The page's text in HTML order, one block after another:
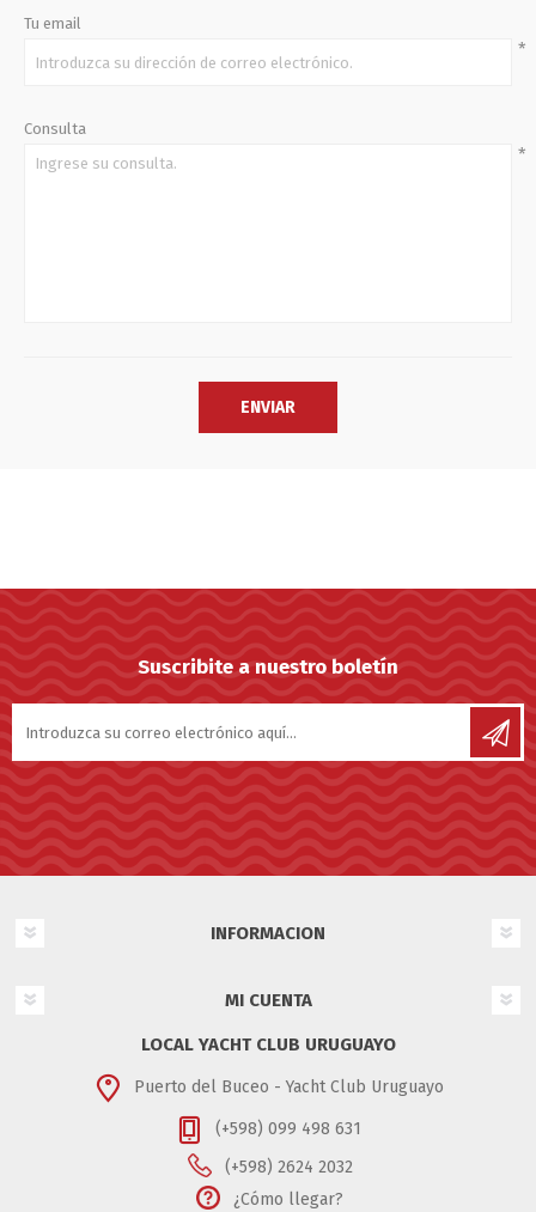
Tu email
*
Consulta
*
Suscribite a nuestro boletín
INFORMACION
MI CUENTA
LOCAL YACHT CLUB URUGUAYO
Puerto del Buceo - Yacht Club Uruguayo
(+598) 099 498 631
(+598) 2624 2032
¿Cómo llegar?